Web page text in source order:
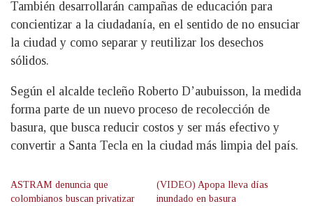
También desarrollarán campañas de educación para
concientizar a la ciudadanía, en el sentido de no ensuciar
la ciudad y como separar y reutilizar los desechos
sólidos.
Según el alcalde tecleño Roberto D’aubuisson, la medida
forma parte de un nuevo proceso de recolección de
basura, que busca reducir costos y ser más efectivo y
convertir a Santa Tecla en la ciudad más limpia del país.
ASTRAM denuncia que
colombianos buscan privatizar
(VIDEO) Apopa lleva días
inundado en basura